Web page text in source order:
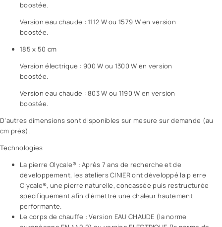
boostée.
Version eau chaude : 1112 W ou 1579 W en version
boostée.
185 x 50 cm
Version électrique : 900 W ou 1300 W en version
boostée.
Version eau chaude : 803 W ou 1190 W en version
boostée.
D’autres dimensions sont disponibles sur mesure sur demande (au
cm près).
Technologies
La pierre Olycale® : Après 7 ans de recherche et de
développement, les ateliers CINIER ont développé la pierre
Olycale®, une pierre naturelle, concassée puis restructurée
spécifiquement afin d’émettre une chaleur hautement
performante.
Le corps de chauffe : Version EAU CHAUDE (la norme